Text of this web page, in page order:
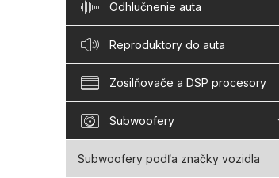
Odhlučnenie auta
Reproduktory do auta
Zosilňovače a DSP procesory
Subwoofery
Subwoofery podľa značky vozidla